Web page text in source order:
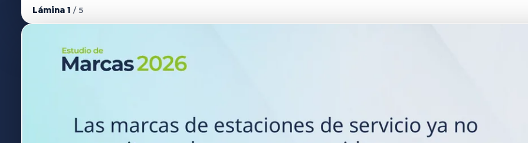
Lámina 1 / 5